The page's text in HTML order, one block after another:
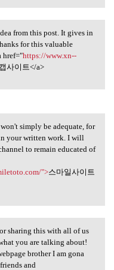
idea from
from this post. It gives in
for this valuable
href="https://www.xn--
사이트</a>
won't
simply be adequate, for
your written work. I will
to remain educated of
">스마일사이트
for sharing
sharing this with all of us
you are talking about!
brother I am gona
and